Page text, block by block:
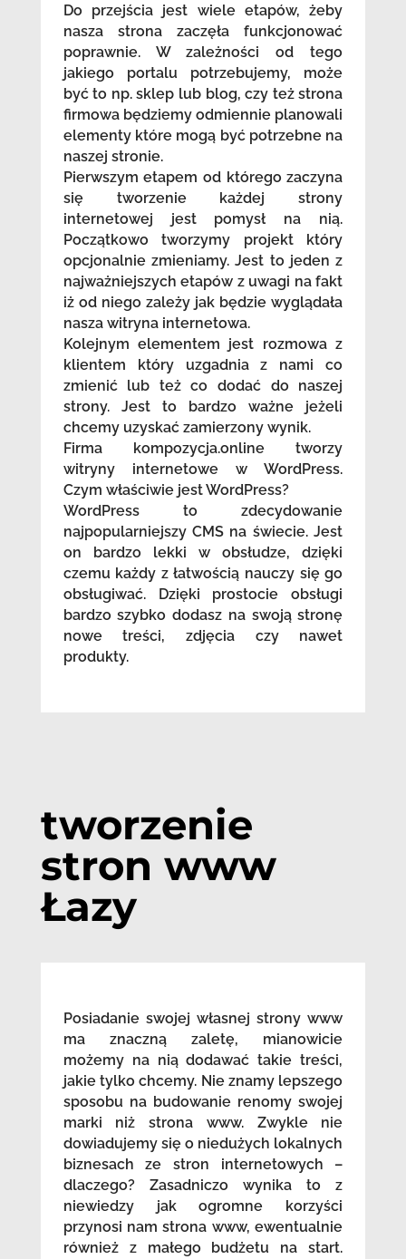
Do przejścia jest wiele etapów, żeby
nasza strona zaczęła funkcjonować
poprawnie. W zależności od tego
jakiego portalu potrzebujemy, może
być to np. sklep lub blog, czy też strona
firmowa będziemy odmiennie planowali
elementy które mogą być potrzebne na
naszej stronie.
Pierwszym etapem od którego zaczyna
się tworzenie każdej strony
internetowej jest pomysł na nią.
Początkowo tworzymy projekt który
opcjonalnie zmieniamy. Jest to jeden z
najważniejszych etapów z uwagi na fakt
iż od niego zależy jak będzie wyglądała
nasza witryna internetowa.
Kolejnym elementem jest rozmowa z
klientem który uzgadnia z nami co
zmienić lub też co dodać do naszej
strony. Jest to bardzo ważne jeżeli
chcemy uzyskać zamierzony wynik.
Firma kompozycja.online tworzy
witryny internetowe w WordPress.
Czym właściwie jest WordPress?
WordPress to zdecydowanie
najpopularniejszy CMS na świecie. Jest
on bardzo lekki w obsłudze, dzięki
czemu każdy z łatwością nauczy się go
obsługiwać. Dzięki prostocie obsługi
bardzo szybko dodasz na swoją stronę
nowe treści, zdjęcia czy nawet
produkty.
tworzenie
stron www
Łazy
Posiadanie swojej własnej strony www
ma znaczną zaletę, mianowicie
możemy na nią dodawać takie treści,
jakie tylko chcemy. Nie znamy lepszego
sposobu na budowanie renomy swojej
marki niż strona www. Zwykle nie
dowiadujemy się o niedużych lokalnych
biznesach ze stron internetowych –
dlaczego? Zasadniczo wynika to z
niewiedzy jak ogromne korzyści
przynosi nam strona www, ewentualnie
również z małego budżetu na start.